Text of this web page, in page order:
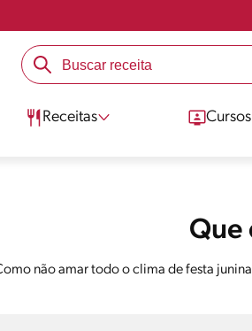
Receitas
Que
não amar todo o clima de festa